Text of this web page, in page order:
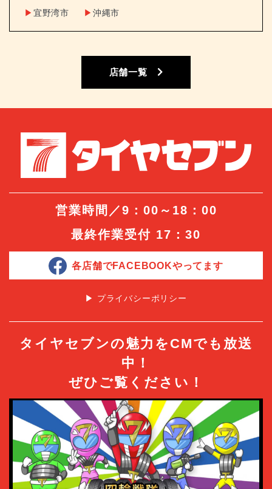
▶︎ 宜野湾市 ▶︎ 沖縄市
店舗一覧
営業時間／9：00～18：00
最終作業受付 17：30
各店舗でFACEBOOKやってます
▶︎ プライバシーポリシー
タイヤセブンの魅力をCMでも放送
中！
ぜひご覧ください！